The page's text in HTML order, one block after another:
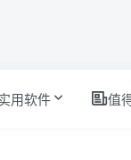
用软件 值